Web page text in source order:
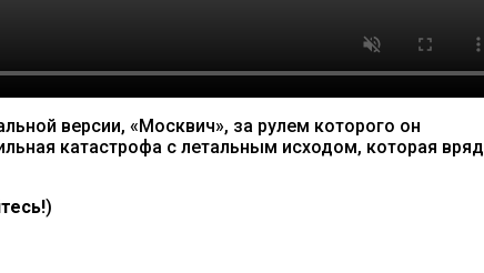
версии, «Москвич», за рулем которого он
катастрофа с летальным исходом, которая вряд
)